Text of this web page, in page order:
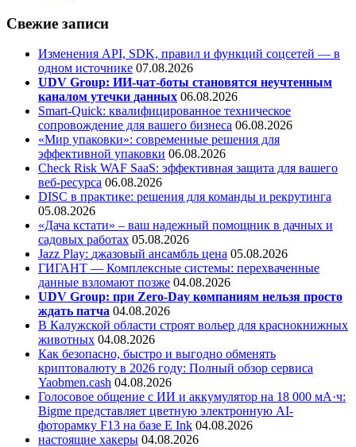
Свежие записи
Изменения API, SDK, правил и функций соцсетей — в
одном источнике 07.08.2026
UDV Group: ИИ-чат-боты становятся неучтенным
каналом утечки данных 06.08.2026
Smart-Quick: квалифицированное техническое
сопровождение для вашего бизнеса 06.08.2026
«Мир упаковки»: современные решения для
эффективной упаковки 06.08.2026
Check Risk WAF SaaS: эффективная защита для вашего
веб-ресурса 06.08.2026
DISC в практике: решения для команды и рекрутинга
05.08.2026
«Дача кстати» – ваш надежный помощник в дачных и
садовых работах 05.08.2026
Jazz Play: джазовый ансамбль цена 05.08.2026
ГИГАНТ — Комплексные системы: перехваченные
данные взломают позже 04.08.2026
UDV Group: при Zero-Day компаниям нельзя просто
ждать патча 04.08.2026
В Калужской области строят вольер для краснокнижных
животных 04.08.2026
Как безопасно, быстро и выгодно обменять
криптовалюту в 2026 году: Полный обзор сервиса
Yaobmen.cash 04.08.2026
Голосовое общение с ИИ и аккумулятор на 18 000 мА·ч:
Bigme представляет цветную электронную AI-
фоторамку F13 на базе E Ink 04.08.2026
настоящие хакеры 04.08.2026